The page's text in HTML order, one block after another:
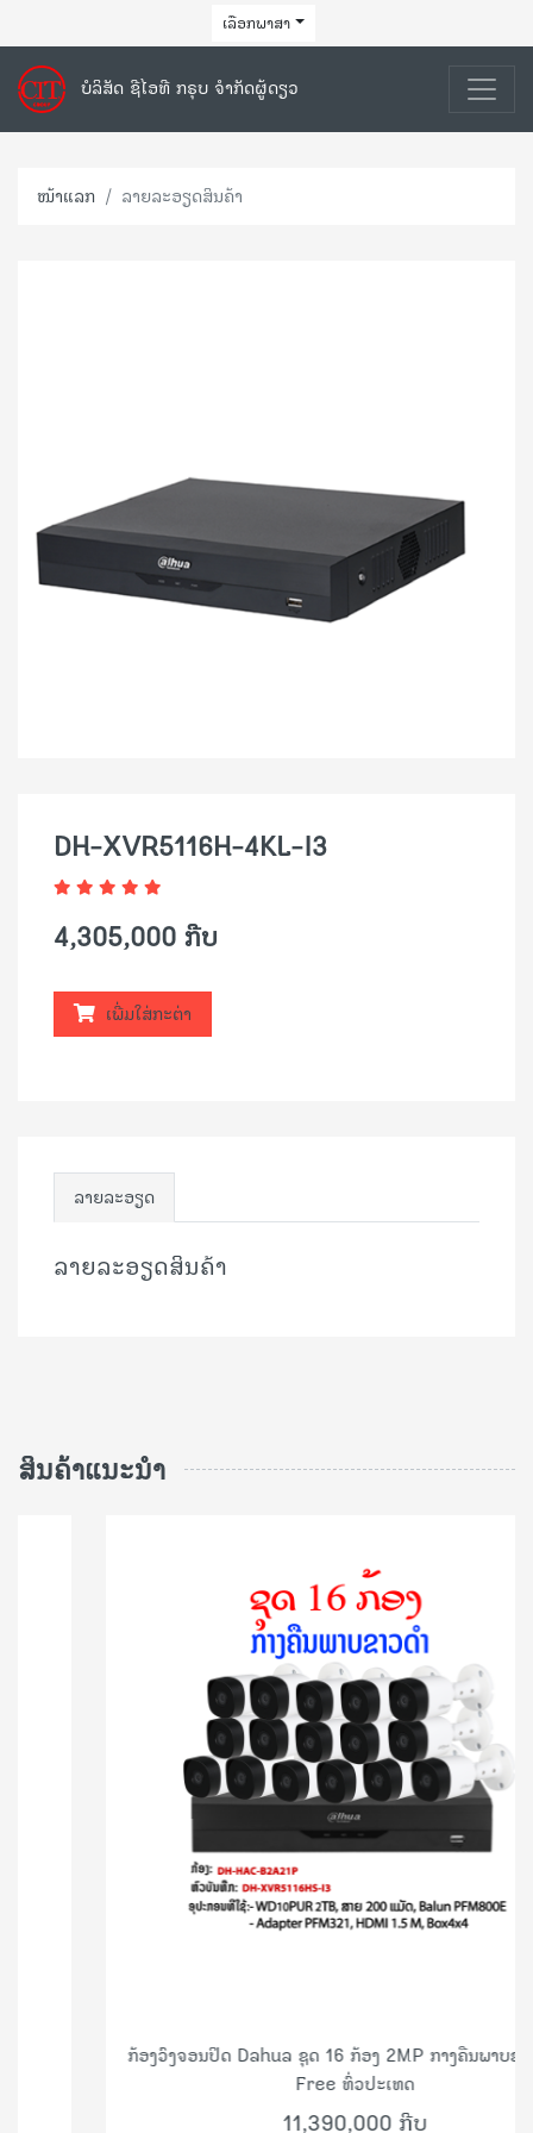
ເລືອກພາສາ
ບໍລິສັດ ຊີໄອທີ ກຣຸບ ຈຳກັດຜູ້ດຽວ
ໜ້າແລກ ລາຍລະອຽດສິນຄ້າ
DH-XVR5116H-4KL-I3
4,305,000 ກີບ
ເພີ່ມໃສ່ກະຕ່າ
ລາຍລະອຽດ
ລາຍລະອຽດສິນຄ້າ
ສິນຄ້າແນະນຳ
ກ້ອງວົງຈອນປິດ Dahua ຊຸດ 16 ກ້ອງ 2MP ກາງຄືນພາບຂາວດຳ ສົ່ງ
Free ທົ່ວປະເທດ
11,390,000 ກີບ